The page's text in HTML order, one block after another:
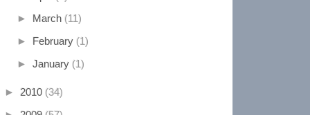
► March (11)
► February (1)
► January (1)
► 2010 (34)